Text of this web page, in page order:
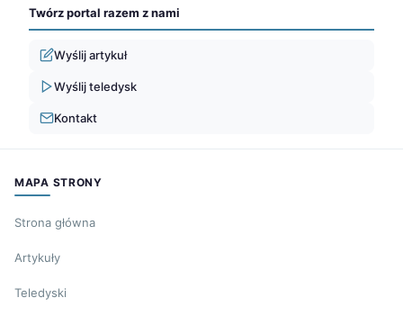
Twórz portal razem z nami
Wyślij artykuł
Wyślij teledysk
Kontakt
MAPA STRONY
Strona główna
Artykuły
Teledyski